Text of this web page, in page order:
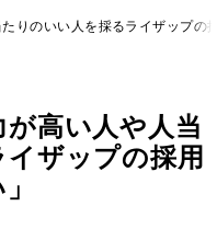
りのいい人を採るライザップの
高い人や人当
ザップの採用